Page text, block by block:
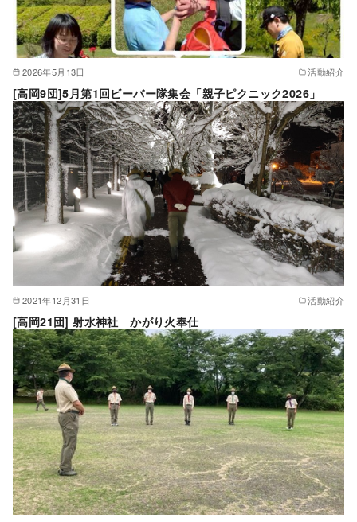
2026年5月13日 活動紹介
[高岡9団]5月第1回ビーバー隊集会「親子ピクニック2026」
2021年12月31日 活動紹介
[高岡21団] 射水神社 かがり火奉仕